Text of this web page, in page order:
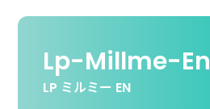
Lp-Millme-En
LP ミルミー EN